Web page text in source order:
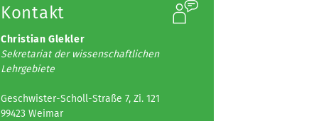
Kontakt
Christian Glekler
Sekretariat der wissenschaftlichen
Lehrgebiete
Geschwister-Scholl-Straße 7, Zi. 121
99423 Weimar